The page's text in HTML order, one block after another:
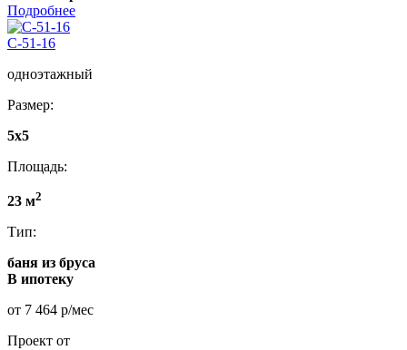
Подробнее
C-51-16
одноэтажный
Размер:
5x5
Площадь:
23 м2
Тип:
баня из бруса
В ипотеку
от 7 464 р/мес
Проект от